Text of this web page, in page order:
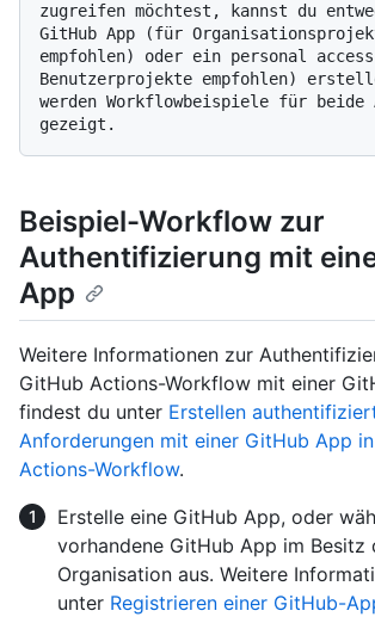
zugreifen möchtest, kannst du
GitHub App (für
empfohlen) oder ein personal
Benutzerprojekte empfohlen)
werden Workflowbeispiele für beide
Beispiel-Workflow zur
Authentifizierung mit
App
Weitere Informationen zur
GitHub Actions-Workflow mit einer
findest du unter Erstellen
Anforderungen mit einer GitHub App
Actions-Workflow.
Erstelle eine GitHub App, oder
vorhandene GitHub App im Besitz
Organisation aus. Weitere
unter Registrieren einer GitHub-